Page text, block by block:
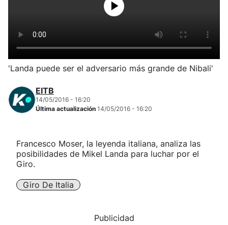
Atletismo
Carreras de montaña
Más deportes
"Helmuga"
'Landa puede ser el adversario más grande de Nibali'
EITB
14/05/2016 - 16:20
Última actualización 14/05/2016 - 16:20
Francesco Moser, la leyenda italiana, analiza las
posibilidades de Mikel Landa para luchar por el
Giro.
Giro De Italia
Publicidad